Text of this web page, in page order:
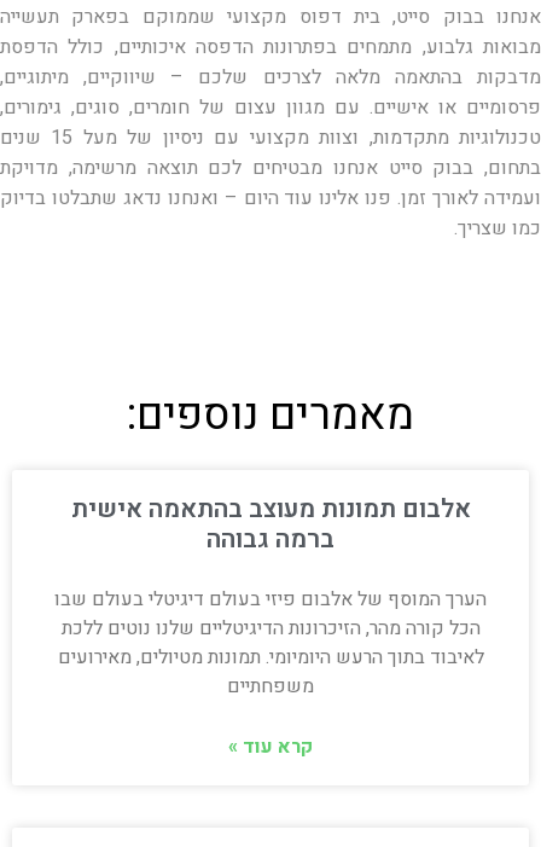
אנחנו בבוק סייט, בית דפוס מקצועי שממוקם בפארק תעשייה
מבואות גלבוע, מתמחים בפתרונות הדפסה איכותיים, כולל הדפסת
מדבקות בהתאמה מלאה לצרכים שלכם – שיווקיים, מיתוגיים,
פרסומיים או אישיים. עם מגוון עצום של חומרים, סוגים, גימורים,
טכנולוגיות מתקדמות, וצוות מקצועי עם ניסיון של מעל 15 שנים
בתחום, בבוק סייט אנחנו מבטיחים לכם תוצאה מרשימה, מדויקת
ועמידה לאורך זמן. פנו אלינו עוד היום – ואנחנו נדאג שתבלטו בדיוק
כמו שצריך.
מאמרים נוספים:
אלבום תמונות מעוצב בהתאמה אישית
ברמה גבוהה
הערך המוסף של אלבום פיזי בעולם דיגיטלי בעולם שבו
הכל קורה מהר, הזיכרונות הדיגיטליים שלנו נוטים ללכת
לאיבוד בתוך הרעש היומיומי. תמונות מטיולים, מאירועים
משפחתיים
קרא עוד »